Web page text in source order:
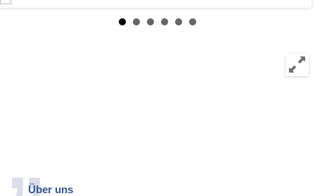
Über uns